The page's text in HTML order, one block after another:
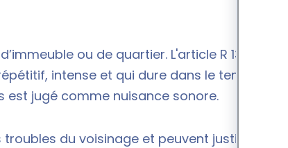
ou de quartier. L'article R 1334-31 du
intense et qui dure dans le temps
jugé comme nuisance sonore.
du voisinage et peuvent justifier une